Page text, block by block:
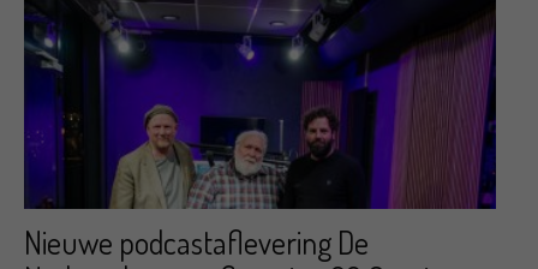
Nieuwe podcastaflevering De